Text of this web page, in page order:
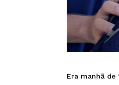
Era manhã de